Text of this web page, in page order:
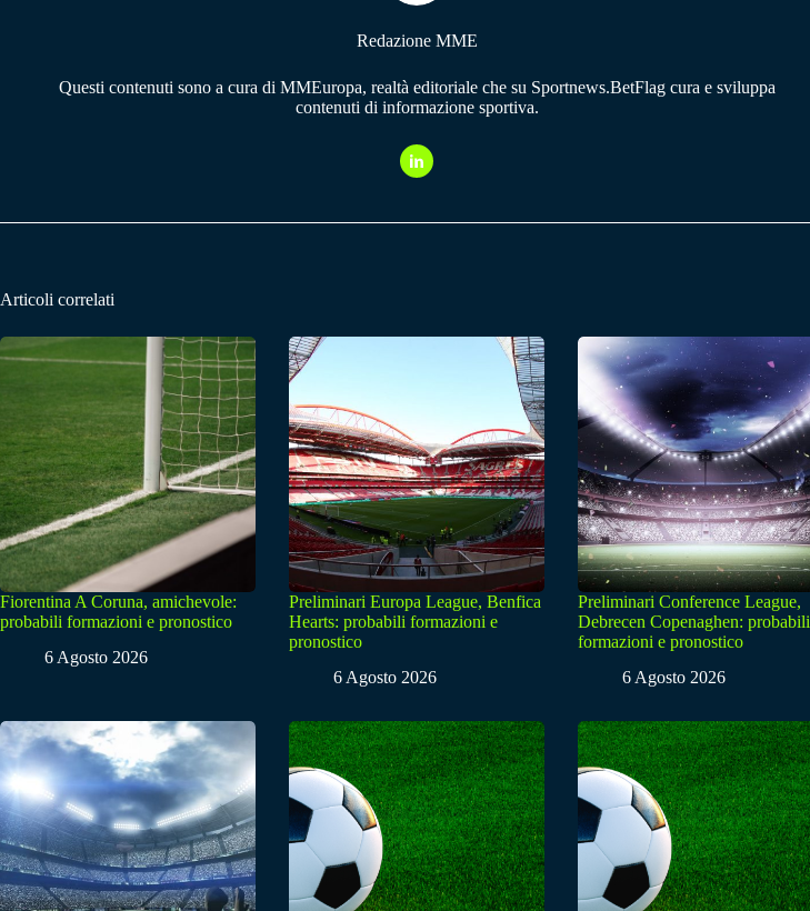
Redazione MME
Questi contenuti sono a cura di MMEuropa, realtà editoriale che su Sportnews.BetFlag cura e sviluppa
contenuti di informazione sportiva.
Articoli correlati
Fiorentina A Coruna, amichevole:
probabili formazioni e pronostico
6 Agosto 2026
Preliminari Europa League, Benfica
Hearts: probabili formazioni e
pronostico
6 Agosto 2026
Preliminari Conference League,
Debrecen Copenaghen: probabili
formazioni e pronostico
6 Agosto 2026